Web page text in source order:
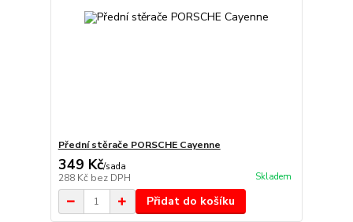
Přední stěrače PORSCHE Cayenne
349 Kč/sada
288 Kč bez DPH Skladem
Přidat do košíku